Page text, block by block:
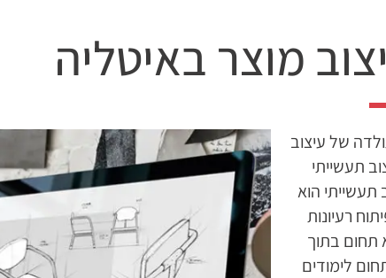
מוצר באיטליה
של עיצוב
תעשייתי
תעשייתי הוא
רעיונות
תחום בתוך
לימודים